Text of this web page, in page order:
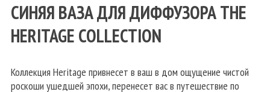
СИНЯЯ ВАЗА ДЛЯ ДИФФУЗОРА THE
HERITAGE COLLECTION
Коллекция Heritage привнесет в ваш в дом ощущение чистой
роскоши ушедшей эпохи, перенесет вас в путешествие по